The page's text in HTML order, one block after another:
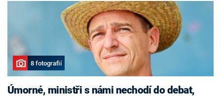
8 fotografií
Úmorné, ministři s námi nechodí do debat,